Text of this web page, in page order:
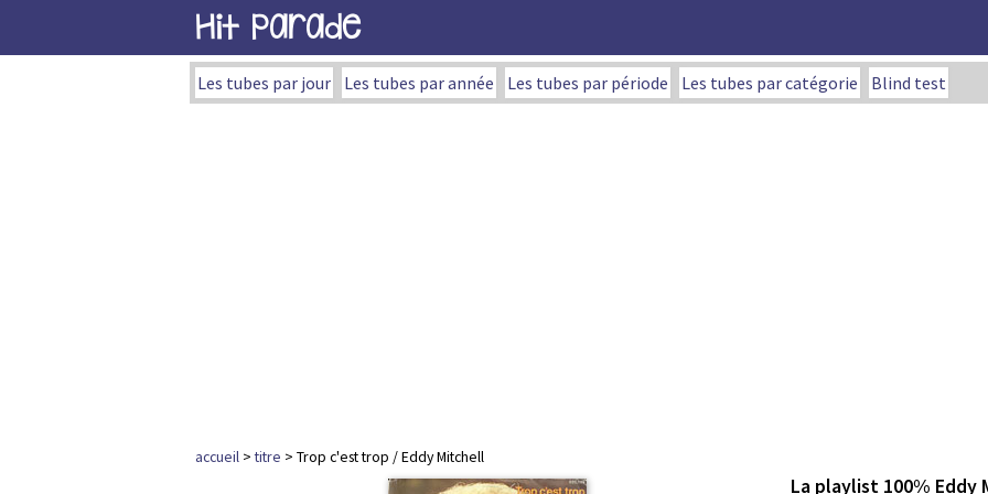
Hit Parade
Les tubes par jour Les tubes par année Les tubes par période Les tubes par catégorie Blind test
accueil >titre > Trop c'est trop / Eddy Mitchell
La playlist 100% Eddy